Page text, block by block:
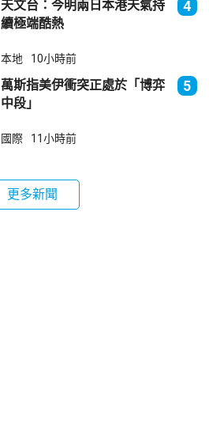
天文台：今明兩日本港天氣持
續極端酷熱
4
本地 10小時前
萬斯指美伊衝突正處於「博弈
中段」
5
國際 11小時前
更多新聞